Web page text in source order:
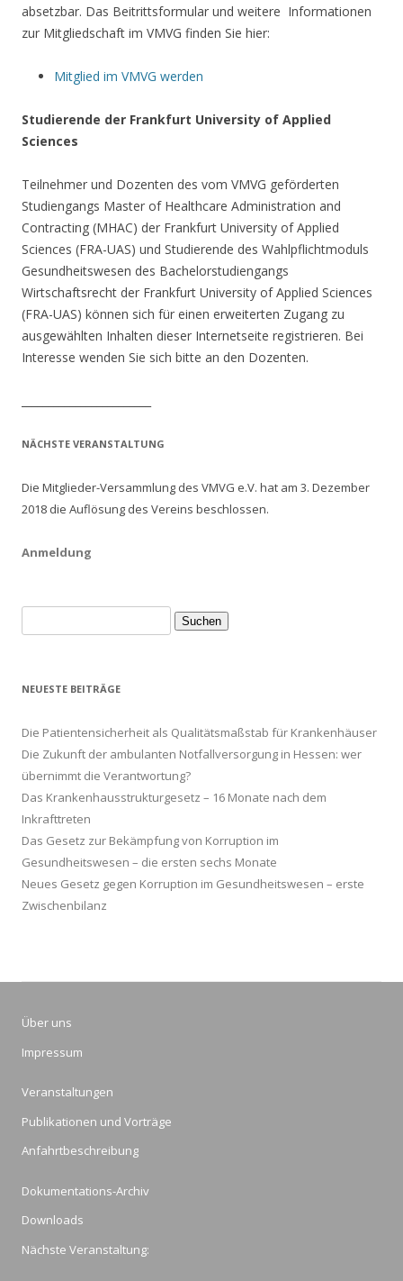
absetzbar. Das Beitrittsformular und weitere Informationen
zur Mitgliedschaft im VMVG finden Sie hier:
Mitglied im VMVG werden
Studierende der Frankfurt University of Applied
Sciences
Teilnehmer und Dozenten des vom VMVG geförderten
Studiengangs Master of Healthcare Administration and
Contracting (MHAC) der Frankfurt University of Applied
Sciences (FRA-UAS) und Studierende des Wahlpflichtmoduls
Gesundheitswesen des Bachelorstudiengangs
Wirtschaftsrecht der Frankfurt University of Applied Sciences
(FRA-UAS) können sich für einen erweiterten Zugang zu
ausgewählten Inhalten dieser Internetseite registrieren. Bei
Interesse wenden Sie sich bitte an den Dozenten.
NÄCHSTE VERANSTALTUNG
Die Mitglieder-Versammlung des VMVG e.V. hat am 3. Dezember
2018 die Auflösung des Vereins beschlossen.
Anmeldung
nach:
NEUESTE BEITRÄGE
Die Patientensicherheit als Qualitätsmaßstab für Krankenhäuser
Die Zukunft der ambulanten Notfallversorgung in Hessen: wer
übernimmt die Verantwortung?
Das Krankenhausstrukturgesetz – 16 Monate nach dem
Inkrafttreten
Das Gesetz zur Bekämpfung von Korruption im
Gesundheitswesen – die ersten sechs Monate
Neues Gesetz gegen Korruption im Gesundheitswesen – erste
Zwischenbilanz
Über uns
Impressum
Veranstaltungen
Publikationen und Vorträge
Anfahrtbeschreibung
Dokumentations-Archiv
Downloads
Nächste Veranstaltung: